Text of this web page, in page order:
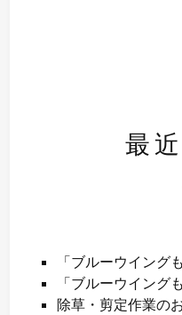
最
「ブルーウイング
「ブルーウイング
除草・剪定作業の